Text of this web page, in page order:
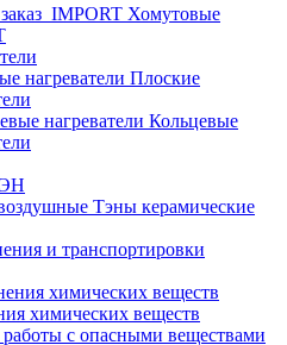
Хомутовые
Плоские
Кольцевые
Тэны керамические
и транспортировки
химических веществ